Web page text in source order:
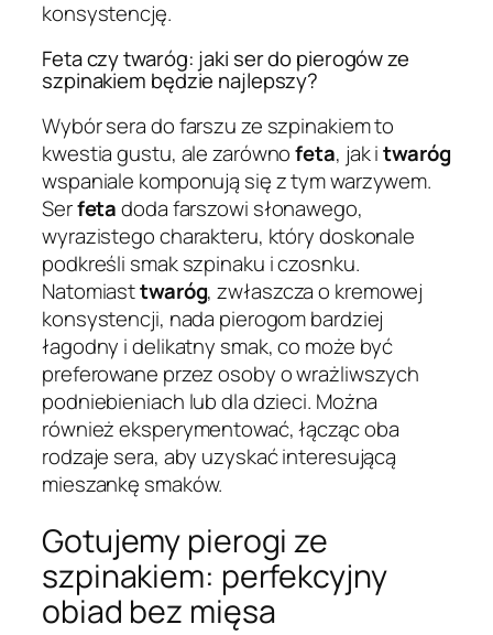
konsystencję.
Feta czy twaróg: jaki ser do pierogów ze
szpinakiem będzie najlepszy?
Wybór sera do farszu ze szpinakiem to
kwestia gustu, ale zarównofeta, jak itwaróg
wspaniale komponują się z tym warzywem.
Serfetadoda farszowi słonawego,
wyrazistego charakteru, który doskonale
podkreśli smak szpinaku i czosnku.
Natomiasttwaróg, zwłaszcza o kremowej
konsystencji, nada pierogom bardziej
łagodny i delikatny smak, co może być
preferowane przez osoby o wrażliwszych
podniebieniach lub dla dzieci. Można
również eksperymentować, łącząc oba
rodzaje sera, aby uzyskać interesującą
mieszankę smaków.
Gotujemy pierogi ze
szpinakiem: perfekcyjny
obiad bez mięsa